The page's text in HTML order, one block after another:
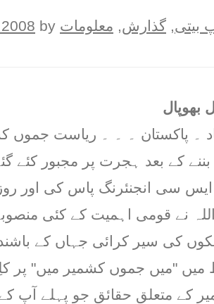
بيتی, گذارش, معلومات by
۔ پاکستان ۔ ۔ ۔ ریاست
بننے کے بعد ہجرت پر مجبور کئے
سی انجنئرنگ پاس کی اور
نے قومی اہمیت کے کئی
کی سیر کرائی جہاں کے
میں "میں جموں کشمیر میں" پر
کے متعلق حقائق جو پہلے آپ